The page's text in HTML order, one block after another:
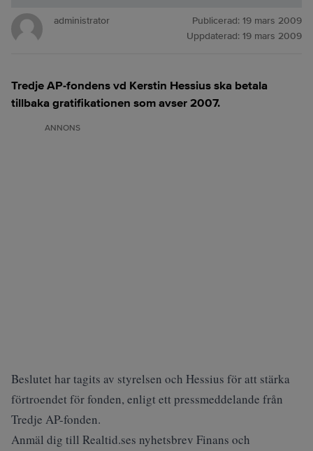
administrator Publicerad: 19 mars 2009
Uppdaterad: 19 mars 2009
Tredje AP-fondens vd Kerstin Hessius ska betala
tillbaka gratifikationen som avser 2007.
ANNONS
Beslutet har tagits av styrelsen och Hessius för att stärka
förtroendet för fonden, enligt ett pressmeddelande från
Tredje AP-fonden.
Anmäl dig till Realtid.ses nyhetsbrev Finans och